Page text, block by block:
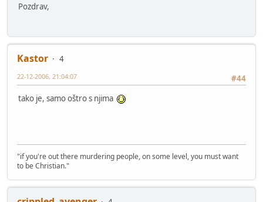
Pozdrav,
Kastor
4
#44
22-12-2006, 21:04:07
tako je, samo oštro s njima
"if you're out there murdering people, on some level, you must want
to be Christian."